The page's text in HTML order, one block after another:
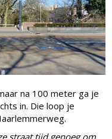
na 100 meter ga je
in. Die loop je
straat tijd genoeg om